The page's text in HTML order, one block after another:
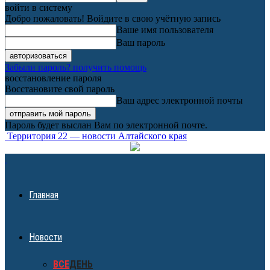
войти в систему
Добро пожаловать! Войдите в свою учётную запись
Ваше имя пользователя
Ваш пароль
Забыли пароль? получить помощь
восстановление пароля
Восстановите свой пароль
Ваш адрес электронной почты
Пароль будет выслан Вам по электронной почте.
Территория 22 — новости Алтайского края
Главная
Новости
ВСЕДЕНЬ